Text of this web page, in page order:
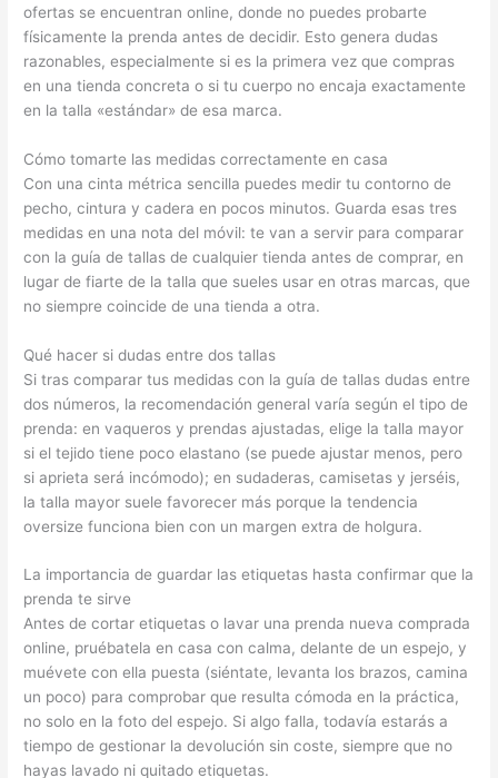
ofertas se encuentran online, donde no puedes probarte
físicamente la prenda antes de decidir. Esto genera dudas
razonables, especialmente si es la primera vez que compras
en una tienda concreta o si tu cuerpo no encaja exactamente
en la talla «estándar» de esa marca.
Cómo tomarte las medidas correctamente en casa
Con una cinta métrica sencilla puedes medir tu contorno de
pecho, cintura y cadera en pocos minutos. Guarda esas tres
medidas en una nota del móvil: te van a servir para comparar
con la guía de tallas de cualquier tienda antes de comprar, en
lugar de fiarte de la talla que sueles usar en otras marcas, que
no siempre coincide de una tienda a otra.
Qué hacer si dudas entre dos tallas
Si tras comparar tus medidas con la guía de tallas dudas entre
dos números, la recomendación general varía según el tipo de
prenda: en vaqueros y prendas ajustadas, elige la talla mayor
si el tejido tiene poco elastano (se puede ajustar menos, pero
si aprieta será incómodo); en sudaderas, camisetas y jerséis,
la talla mayor suele favorecer más porque la tendencia
oversize funciona bien con un margen extra de holgura.
La importancia de guardar las etiquetas hasta confirmar que la
prenda te sirve
Antes de cortar etiquetas o lavar una prenda nueva comprada
online, pruébatela en casa con calma, delante de un espejo, y
muévete con ella puesta (siéntate, levanta los brazos, camina
un poco) para comprobar que resulta cómoda en la práctica,
no solo en la foto del espejo. Si algo falla, todavía estarás a
tiempo de gestionar la devolución sin coste, siempre que no
hayas lavado ni quitado etiquetas.